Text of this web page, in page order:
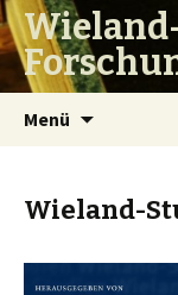
Menü
Wieland-